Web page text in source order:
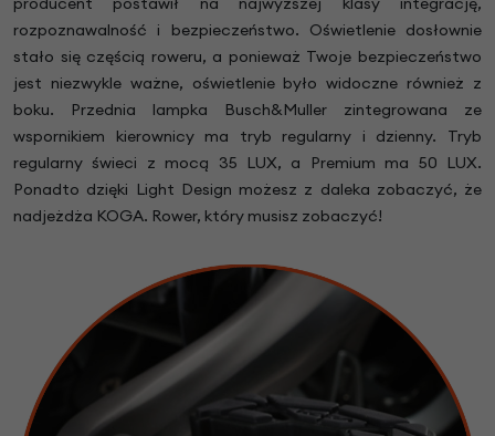
rozpoznawalność i bezpieczeństwo. Oświetlenie dosłownie
stało się częścią roweru, a ponieważ Twoje bezpieczeństwo
jest niezwykle ważne, oświetlenie było widoczne również z
boku. Przednia lampka Busch&Muller zintegrowana ze
wspornikiem kierownicy ma tryb regularny i dzienny. Tryb
regularny świeci z mocą 35 LUX, a Premium ma 50 LUX.
Ponadto dzięki Light Design możesz z daleka zobaczyć, że
nadjeżdża KOGA. Rower, który musisz zobaczyć!